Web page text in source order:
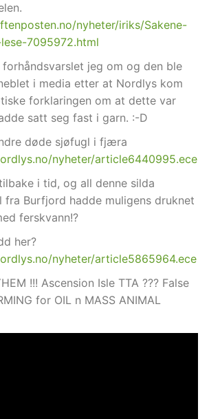
nyheter/iriks/Sakene-
7095972.html
forhåndsvarslet jeg om og den ble
i media etter at Nordlys kom
forklaringen om at dette var
satt seg fast i garn. :-D
døde sjøfugl i fjæra
nyheter/article6440995.ece
i tid, og all denne silda
fra Burfjord hadde muligens druknet
ferskvann!?
her?
nyheter/article5865964.ece
!!! Ascension Isle TTA ??? False
for OIL n MASS ANIMAL